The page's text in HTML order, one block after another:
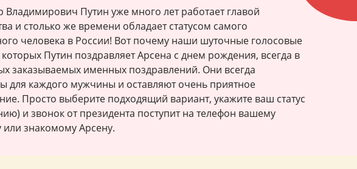
Владимирович Путин уже много лет работает главой
и столько же времени обладает статусом самого
человека в России! Вот почему наши шуточные голосовые
Путин поздравляет Арсена с днем рождения, всегда в
заказываемых именных поздравлений. Они всегда
для каждого мужчины и оставляют очень приятное
Просто выберите подходящий вариант, укажите ваш статус
и звонок от президента поступит на телефон вашему
или знакомому Арсену.